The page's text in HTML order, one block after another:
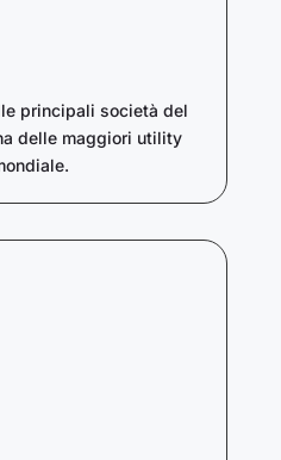
principali società del
delle maggiori utility